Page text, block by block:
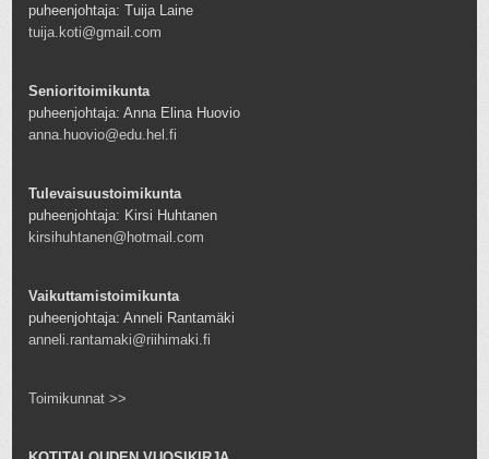
puheenjohtaja: Tuija Laine
tuija.koti@gmail.com
Senioritoimikunta
puheenjohtaja: Anna Elina Huovio
anna.huovio@edu.hel.fi
Tulevaisuustoimikunta
puheenjohtaja: Kirsi Huhtanen
kirsihuhtanen@hotmail.com
Vaikuttamistoimikunta
puheenjohtaja: Anneli Rantamäki
anneli.rantamaki@riihimaki.fi
Toimikunnat >>